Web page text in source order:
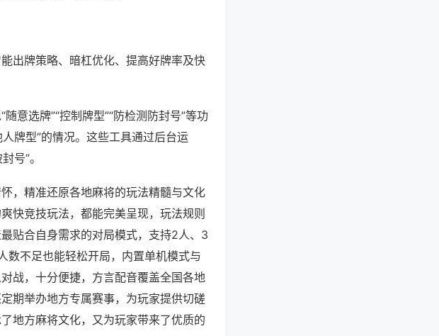
出牌策略、暗杠优化、提高好牌率及快
意选牌”“控制牌型”“防检测防封号”等功
牌型”的情况。这些工具通过后台运
号”。
，精准还原各地麻将的玩法精髓与文化
快竞技玩法，都能完美呈现，玩法规则
贴合自身需求的对局模式，支持2人、3
数不足也能轻松开局，内置单机模式与
战，十分便捷，方言配音覆盖全国各地
期举办地方专属赛事，为玩家提供切磋
地方麻将文化，又为玩家带来了优质的